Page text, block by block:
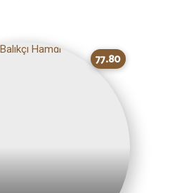
77.80